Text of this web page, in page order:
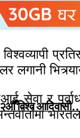
विश्व
लगानी
सेवा र